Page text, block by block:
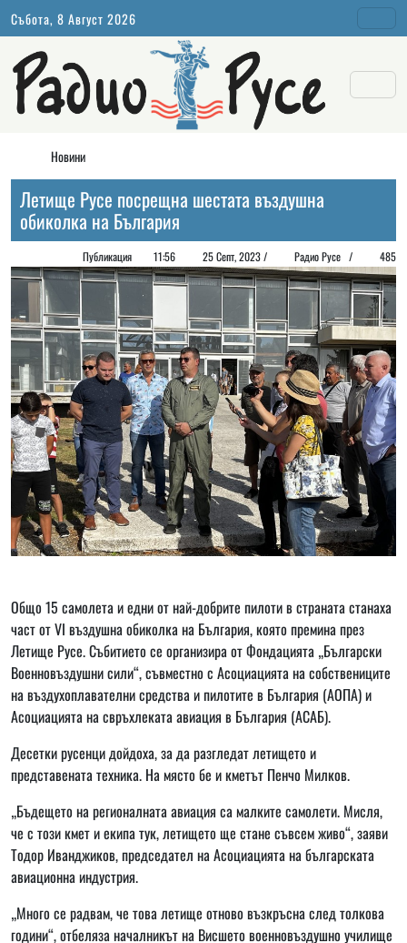
Събота, 8 Август 2026
Новини
Летище Русе посрещна шестата въздушна
обиколка на България
Публикация 11:56 25 Септ, 2023 / Радио Русе / 485
Общо 15 самолета и едни от най-добрите пилоти в страната станаха
част от VI въздушна обиколка на България, която премина през
Летище Русе. Събитието се организира от Фондацията „Български
Военновъздушни сили“, съвместно с Асоциацията на собствениците
на въздухоплавателни средства и пилотите в България (AOПA) и
Асоциацията на свръхлеката авиация в България (АСАБ).
Десетки русенци дойдоха, за да разгледат летището и
представената техника. На място бе и кметът Пенчо Милков.
„Бъдещето на регионалната авиация са малките самолети. Мисля,
че с този кмет и екипа тук, летището ще стане съвсем живо“, заяви
Тодор Иванджиков, председател на Асоциацията на българската
авиационна индустрия.
„Много се радвам, че това летище отново възкръсна след толкова
години“, отбеляза началникът на Висшето военновъздушно училище